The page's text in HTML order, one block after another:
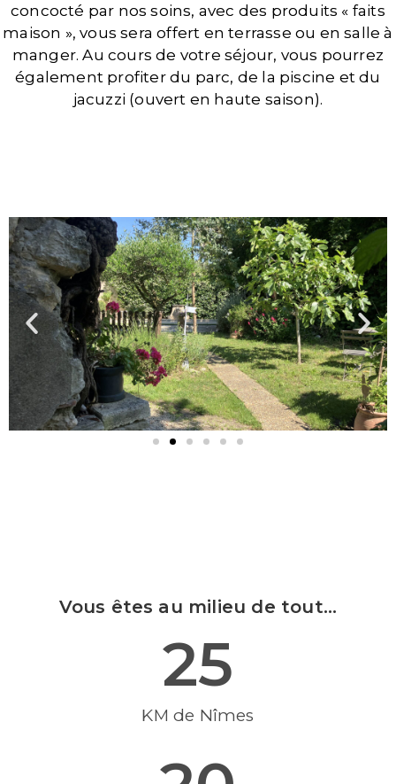
concocté par nos soins, avec des produits « faits
maison », vous sera offert en terrasse ou en salle à
manger. Au cours de votre séjour, vous pourrez
également profiter du parc, de la piscine et du
jacuzzi (ouvert en haute saison).
Vous êtes au milieu de tout...
KM de Nîmes
25